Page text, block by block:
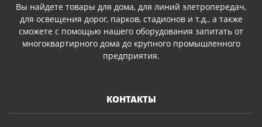
Вы найдете товары для дома, для линий элетропередач,
для освещения дорог, парков, стадионов и т.д., а также
сможете с помощью нашего оборудования запитать от
многоквартирного дома до крупного промышленного
предприятия.
КОНТАКТЫ